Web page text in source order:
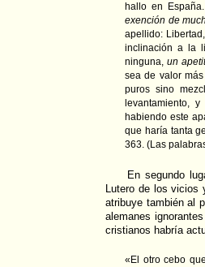
hallo en
exención de
apellido:
inclinación a la
ninguna, un
sea de valor
puros sino
levantamiento,
habiendo este
que haría tanta
363. (Las
En segundo
Lutero de los vicios
atribuye también al
alemanes
cristianos habría
«El otro cebo